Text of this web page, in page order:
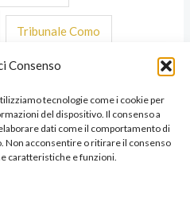
Consenso
tecnologie come i cookie per
del dispositivo. Il consenso a
dati come il comportamento di
Non acconsentire o ritirare il consenso
caratteristiche e funzioni.
Tribunale Como
DI BRESCIA
TRIBUNALE FORLI
MILANO